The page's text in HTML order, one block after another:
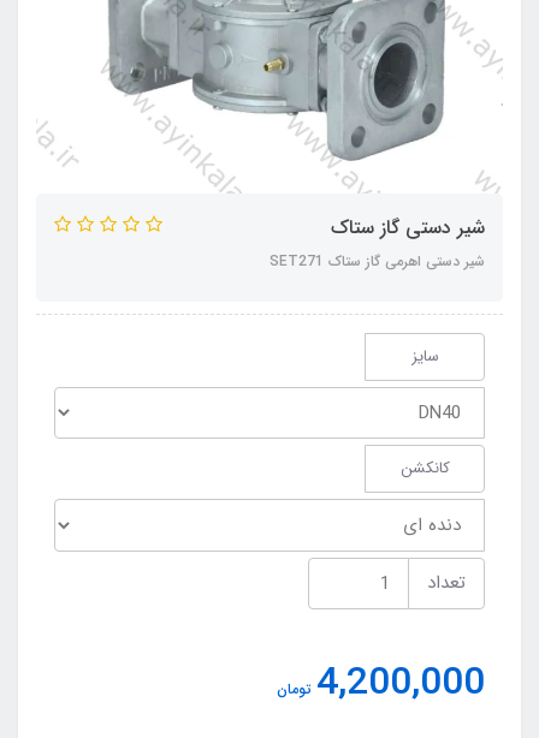
شیر دستی گاز ستاک
شیر دستی اهرمی گاز ستاک SET271
سایز
کانکشن
تعداد
4,200,000 تومان